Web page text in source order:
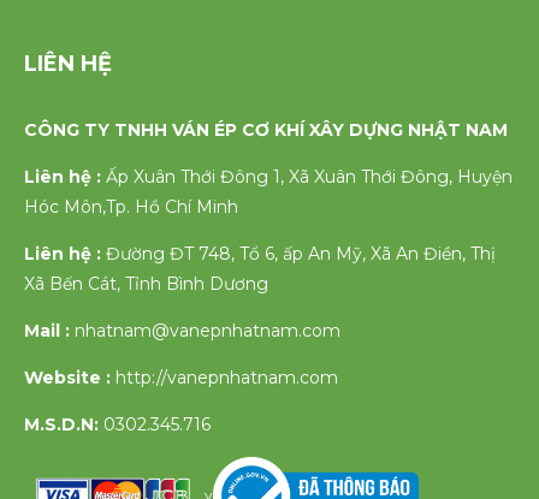
LIÊN HỆ
CÔNG TY TNHH VÁN ÉP CƠ KHÍ XÂY DỰNG NHẬT NAM
Liên hệ : Ấp Xuân Thới Đông 1, Xã Xuân Thới Đông, Huyện
Hóc Môn,Tp. Hồ Chí Minh
Liên hệ : Đường ĐT 748, Tổ 6, ấp An Mỹ, Xã An Điền, Thị
Xã Bến Cát, Tỉnh Bình Dương
Mail : nhatnam@vanepnhatnam.com
Website : http://vanepnhatnam.com
M.S.D.N: 0302.345.716
v